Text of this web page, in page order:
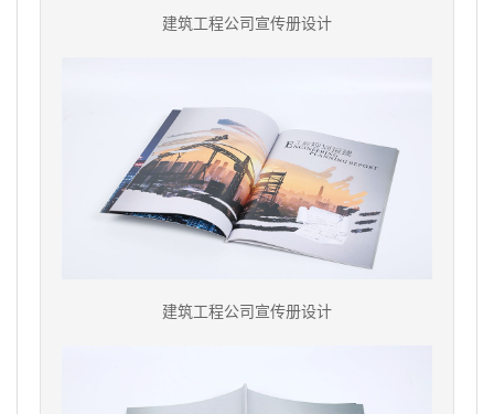
建筑工程公司宣传册设计
建筑工程公司宣传册设计